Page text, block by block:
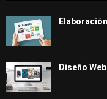
Diseño